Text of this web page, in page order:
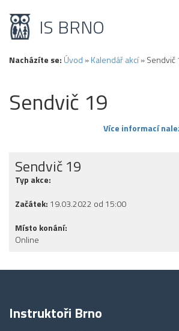
IS BRNO
Nacházíte se: Úvod »Kalendář akcí»Sendvič
Sendvič 19
Více informací
Sendvič 19
Typ akce:
Začátek: 19.03.2022 od 15:00
Místo konání:
Online
Instruktoři Brno